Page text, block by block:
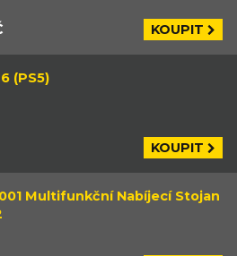
KOUPIT
(PS5)
KOUPIT
Multifunkční Nabíjecí Stojan